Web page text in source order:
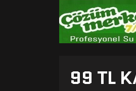
99 TL